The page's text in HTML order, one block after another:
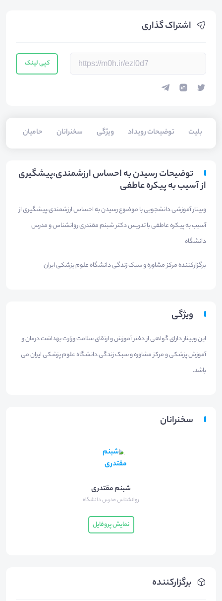
برگزارکننده
اشتراک گذاری
کپی لینک
بلیت‌ توضیحات رویداد ویژگی سخنرانان حامیان
توضیحات رسیدن به احساس ارزشمندی،پیشگیری
از آسیب به پیکره عاطفی
وبینار آموزشی دانشجویی با موضوع رسیدن به احساس ارزشمندی،پیشگیری از
آسیب به پیکره عاطفی با تدریس دکتر شبنم مقتدری روانشناس و مدرس
دانشگاه
برگزارکننده مرکز مشاوره و سبک زندگی دانشگاه علوم پزشکی ایران
ویژگی
این وبینار دارای گواهی از دفتر آموزش و ارتقای سلامت وزارت بهداشت درمان و
آموزش پزشکی و مرکز مشاوره و سبک زندگی دانشگاه علوم پزشکی ایران می
باشد.
سخنرانان
شبنم مقتدری
روانشناس مدرس دانشگاه
نمایش پروفایل